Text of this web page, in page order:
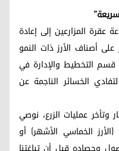
المزارعين إلى إعادة
أصناف الأرز ذات النمو
التخطيط والإدارة في
الخسائر الناجمة عن
عمليات الزرع، نوصي
الخماسي الأشهر) أو